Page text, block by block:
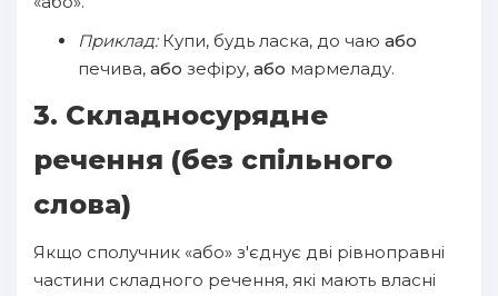
Приклад:Купи, будь ласка, до чаю або
печива, або зефіру, або мармеладу.
3. Складносурядне
речення (без спільного
слова)
Якщо сполучник «або» з'єднує дві рівноправні
частини складного речення, які мають власні